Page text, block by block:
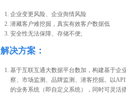
企业变更风险、企业舆情风险
潜藏客户难挖掘，真实有效客户数据低
安全性无法保障、存储不便;
解决方案：
基于互联互通大数据平台数加，构建基于企
察、市场监测、品牌监测、潜客挖掘。以
的业务系统（即自定义系统），同时可灵活